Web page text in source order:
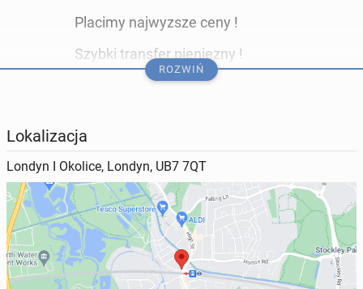
Placimy najwyzsze ceny !
Szybki transfer pieniezny !
Wejdz na strone i zobacz !
Posiadamy flote tipperow i vanow 3.5t / 7.5t / 12t
hook louder
O wymiarach 12 i 16 yards
​ ​
Wywozimy smieci :
budowlane,ogrodowe,biurowe,domowe,inne
ROZWIŃ
Lokalizacja
Londyn I Okolice, Londyn, UB7 7QT